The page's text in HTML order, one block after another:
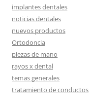
implantes dentales
noticias dentales
nuevos productos
Ortodoncia
piezas de mano
rayos x dental
temas generales
tratamiento de conductos